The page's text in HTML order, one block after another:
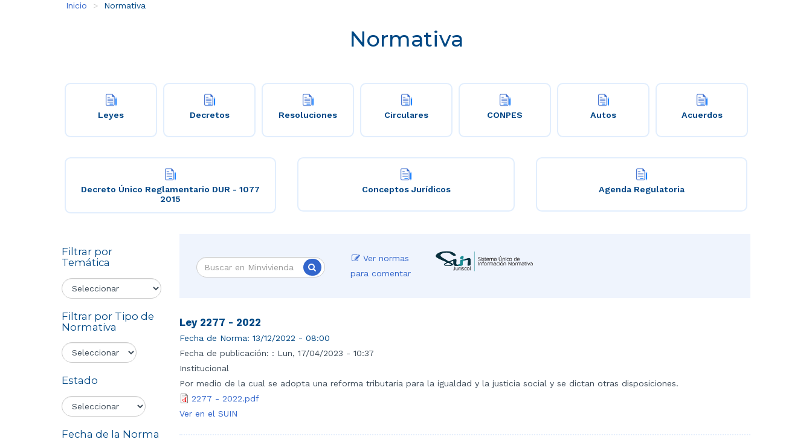
Inicio Normativa
Normativa
Leyes Decretos Resoluciones Circulares CONPES Autos Acuerdos
Decreto Único Reglamentario DUR - 1077
2015
Conceptos Jurídicos Agenda Regulatoria
Filtrar por
Temática
Filtrar por Tipo de
Normativa
Estado
Fecha de la Norma
Ver normas
para comentar
Ley 2277 - 2022
Fecha de Norma: 13/12/2022 - 08:00
Fecha de publicación: : Lun, 17/04/2023 - 10:37
Institucional
Por medio de la cual se adopta una reforma tributaria para la igualdad y la justicia social y se dictan otras disposiciones.
2277 - 2022.pdf
Ver en el SUIN